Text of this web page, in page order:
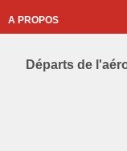
A PROPOS
Départs de